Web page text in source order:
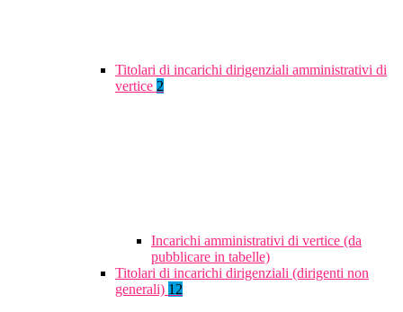
Titolari di incarichi dirigenziali amministrativi di
vertice 2
Incarichi amministrativi di vertice (da
pubblicare in tabelle)
Titolari di incarichi dirigenziali (dirigenti non
generali) 12